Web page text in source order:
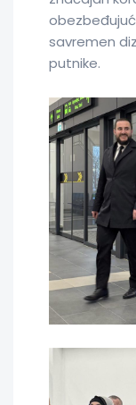
savremen
putnike.